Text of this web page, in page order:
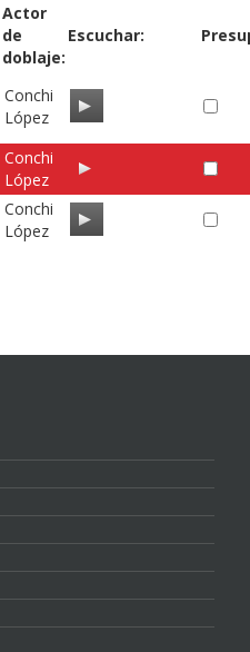
Actor
de
doblaje:
Escuchar:
Conchi
López
Conchi
López
Conchi
López